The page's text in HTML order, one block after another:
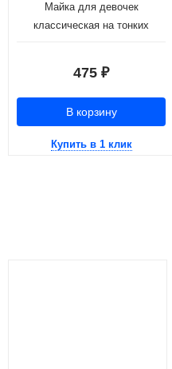
Майка для девочек
классическая на тонких
475 ₽
В корзину
Купить в 1 клик